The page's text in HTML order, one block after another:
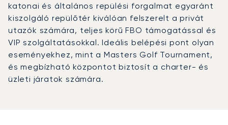
katonai és általános repülési forgalmat egyaránt
kiszolgáló repülőtér kiválóan felszerelt a privát
utazók számára, teljes körű FBO támogatással és
VIP szolgáltatásokkal. Ideális belépési pont olyan
eseményekhez, mint a Masters Golf Tournament,
és megbízható központot biztosít a charter- és
üzleti járatok számára.